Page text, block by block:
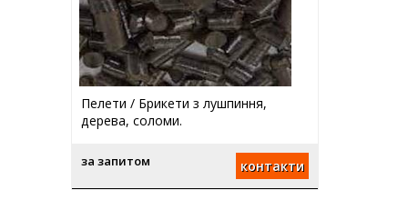
Пелети / Брикети з лушпиння,
дерева, соломи.
за запитом контакти